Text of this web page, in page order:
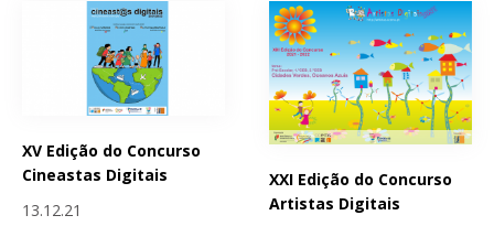
XV Edição do Concurso
Cineastas Digitais
13.12.21
XXI Edição do Concurso
Artistas Digitais